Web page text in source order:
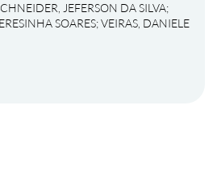
JEFERSON DA SILVA;
SOARES;VEIRAS, DANIELE